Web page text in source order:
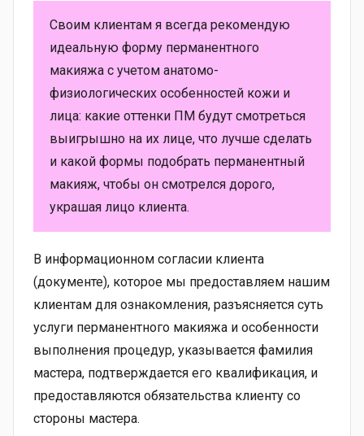
Своим клиентам я всегда рекомендую
идеальную форму перманентного
макияжа с учетом анатомо-
физиологических особенностей кожи и
лица: какие оттенки ПМ будут смотреться
выигрышно на их лице, что лучше сделать
и какой формы подобрать перманентный
макияж, чтобы он смотрелся дорого,
украшая лицо клиента.
В информационном согласии клиента
(документе), которое мы предоставляем нашим
клиентам для ознакомления, разъясняется суть
услуги перманентного макияжа и особенности
выполнения процедур, указывается фамилия
мастера, подтверждается его квалификация, и
предоставляются обязательства клиенту со
стороны мастера.